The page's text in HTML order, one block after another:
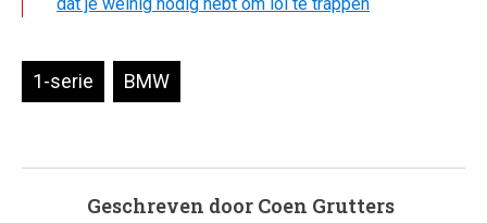
dat je weinig nodig hebt om lol te trappen
1-serie BMW
Geschreven door Coen Grutters